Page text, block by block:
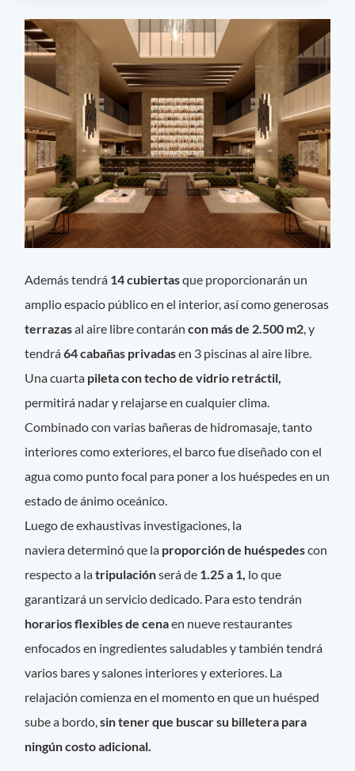
Además tendrá 14 cubiertasque proporcionarán un
amplio espacio público en el interior, así como generosas
terrazasal aire libre contaráncon más de 2.500 m2, y
tendrá64 cabañas privadasen 3 piscinas al aire libre.
Una cuarta pileta con techo de vidrio retráctil,
permitirá nadar y relajarse en cualquier clima.
Combinado con varias bañeras de hidromasaje, tanto
interiores como exteriores, el barco fue diseñado con el
agua como punto focal para poner a los huéspedes en un
estado de ánimo oceánico.
Luego de exhaustivas investigaciones, la
naviera determinó que la proporción de huéspedescon
respecto a latripulaciónserá de 1.25 a 1, lo que
garantizará un servicio dedicado. Para esto tendrán
horarios flexibles de cenaen nueve restaurantes
enfocados en ingredientes saludables y también tendrá
varios bares y salones interiores y exteriores. La
relajación comienza en el momento en que un huésped
sube a bordo,sin tener que buscar su billetera para
ningún costo adicional.